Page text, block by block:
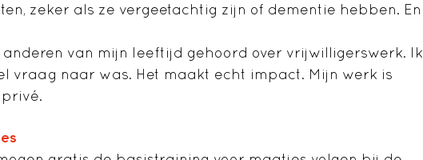
zeker als ze vergeetachtig zijn of dementie hebben. En
anderen van mijn leeftijd gehoord over vrijwilligerswerk. Ik
vraag naar was. Het maakt echt impact. Mijn werk is